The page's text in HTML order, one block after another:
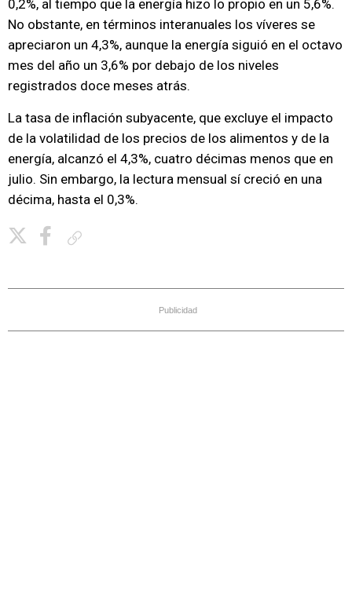
0,2%, al tiempo que la energía hizo lo propio en un 5,6%.
No obstante, en términos interanuales los víveres se
apreciaron un 4,3%, aunque la energía siguió en el octavo
mes del año un 3,6% por debajo de los niveles
registrados doce meses atrás.
La tasa de inflación subyacente, que excluye el impacto
de la volatilidad de los precios de los alimentos y de la
energía, alcanzó el 4,3%, cuatro décimas menos que en
julio. Sin embargo, la lectura mensual sí creció en una
décima, hasta el 0,3%.
Publicidad